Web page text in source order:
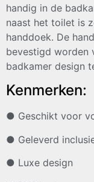
handig in de
naast het toilet is
handdoek. De
bevestigd worden
badkamer design
Kenmerken:
● Geschikt voor
● Geleverd
● Luxe design